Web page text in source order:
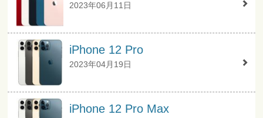
2023年06月11日
iPhone 12 Pro
2023年04月19日
iPhone 12 Pro Max